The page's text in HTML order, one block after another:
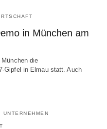
in München am
die
Gipfel in Elmau statt. Auch
UNTERNEHMEN